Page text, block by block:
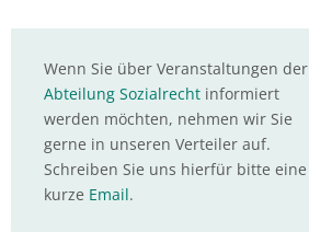
Wenn Sie über Veranstaltungen der
Abteilung Sozialrechtinformiert
werden möchten, nehmen wir Sie
gerne in unseren Verteiler auf.
Schreiben Sie uns hierfür bitte eine
kurze Email.